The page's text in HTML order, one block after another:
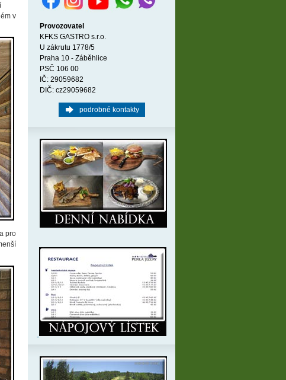
v
pro
Provozovatel
KFKS GASTRO s.r.o.
U zákrutu 1778/5
Praha 10 - Záběhlice
PSČ 106 00
IČ: 29059682
DIČ: cz29059682
podrobné kontakty